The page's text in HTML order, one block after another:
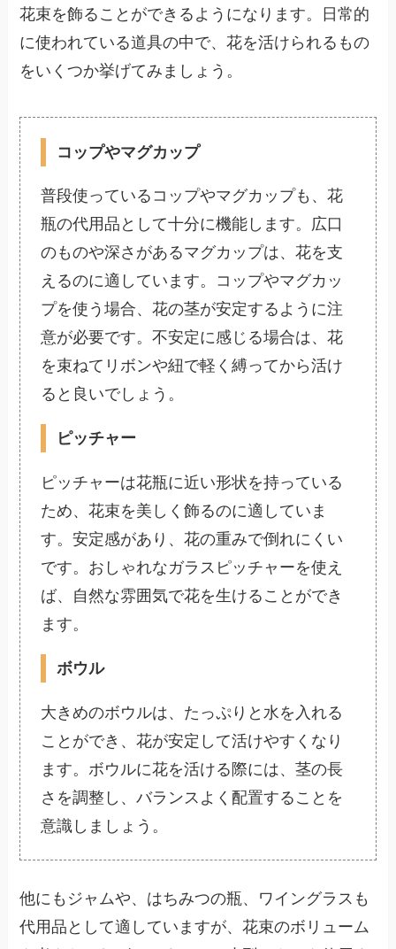
花束を飾ることができるようになります。日常的
に使われている道具の中で、花を活けられるもの
をいくつか挙げてみましょう。
コップやマグカップ
普段使っているコップやマグカップも、花
瓶の代用品として十分に機能します。広口
のものや深さがあるマグカップは、花を支
えるのに適しています。コップやマグカッ
プを使う場合、花の茎が安定するように注
意が必要です。不安定に感じる場合は、花
を束ねてリボンや紐で軽く縛ってから活け
ると良いでしょう。
ピッチャー
ピッチャーは花瓶に近い形状を持っている
ため、花束を美しく飾るのに適していま
す。安定感があり、花の重みで倒れにくい
です。おしゃれなガラスピッチャーを使え
ば、自然な雰囲気で花を生けることができ
ます。
ボウル
大きめのボウルは、たっぷりと水を入れる
ことができ、花が安定して活けやすくなり
ます。ボウルに花を活ける際には、茎の長
さを調整し、バランスよく配置することを
意識しましょう。
他にもジャムや、はちみつの瓶、ワイングラスも
代用品として適していますが、花束のボリューム